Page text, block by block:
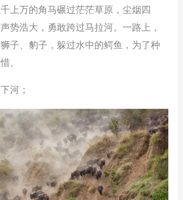
上万的角马碾过茫茫草原，尘烟四
势浩大，勇敢跨过马拉河。一路上，
子、豹子，躲过水中的鳄鱼，为了种
。
河；